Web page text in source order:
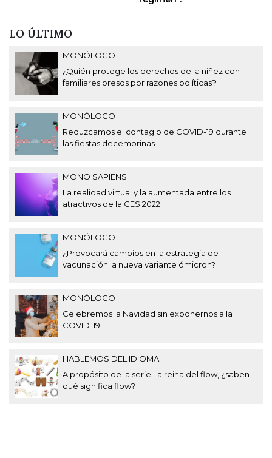
LO ÚLTIMO
MONÓLOGO
¿Quién protege los derechos de la niñez con
familiares presos por razones políticas?
MONÓLOGO
Reduzcamos el contagio de COVID-19 durante
las fiestas decembrinas
MONO SAPIENS
La realidad virtual y la aumentada entre los
atractivos de la CES 2022
MONÓLOGO
¿Provocará cambios en la estrategia de
vacunación la nueva variante ómicron?
MONÓLOGO
Celebremos la Navidad sin exponernos a la
COVID-19
HABLEMOS DEL IDIOMA
A propósito de la serie La reina del flow, ¿saben
qué significa flow?